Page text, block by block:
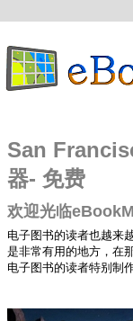
San
器- 免费
欢迎光临
电子图书的读者也越来
是非常有用的地方，在
电子图书的读者特别制